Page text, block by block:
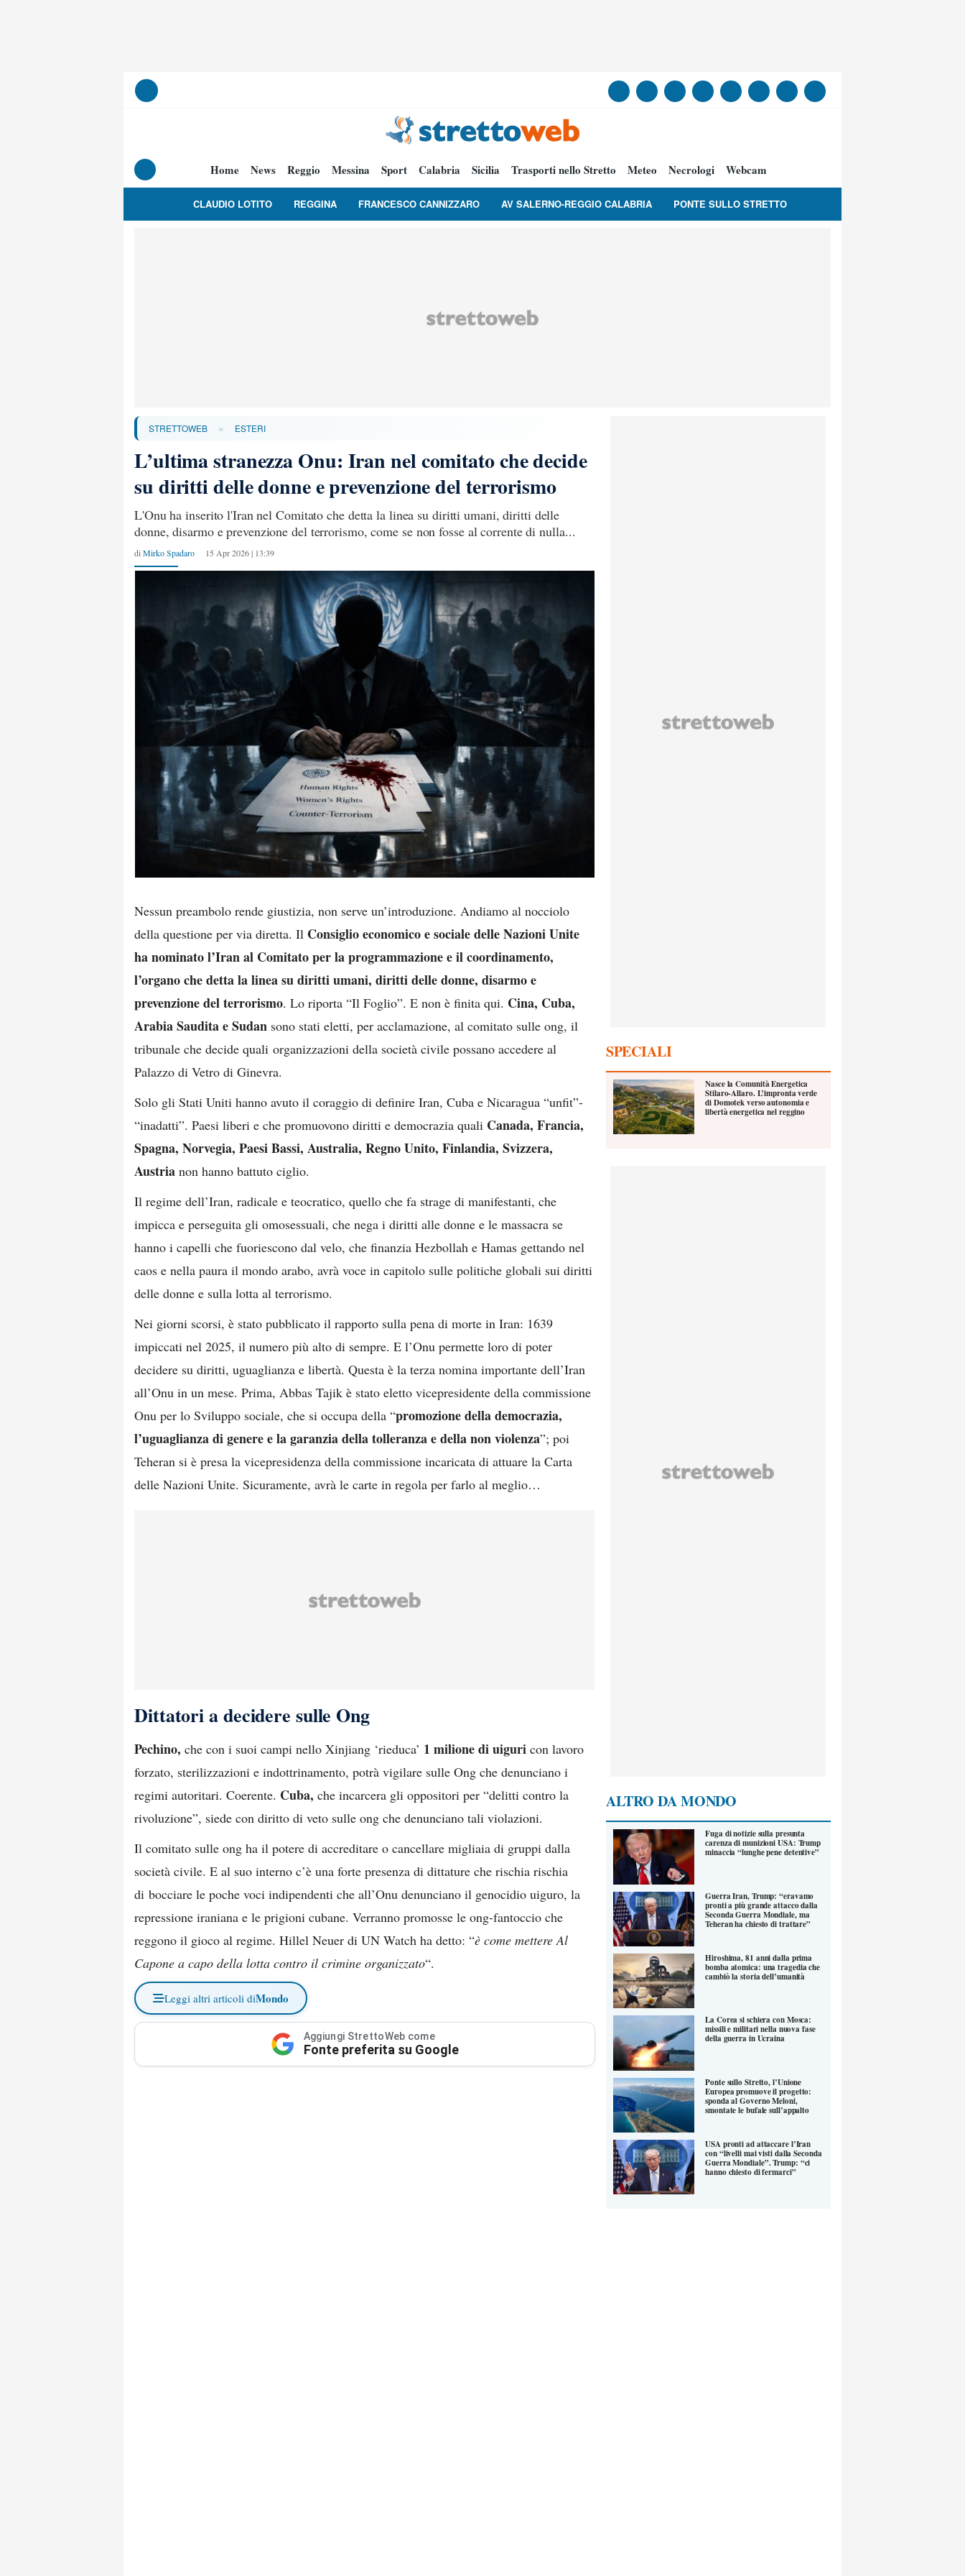
Home News Reggio Messina Sport Calabria Sicilia Trasporti nello Stretto Meteo Necrologi Webcam
CLAUDIO LOTITO REGGINA FRANCESCO CANNIZZARO AV SALERNO-REGGIO CALABRIA PONTE SULLO STRETTO
STRETTOWEB » ESTERI
L’ultima stranezza Onu: Iran nel comitato che decide
su diritti delle donne e prevenzione del terrorismo
L'Onu ha inserito l'Iran nel Comitato che detta la linea su diritti umani, diritti delle
donne, disarmo e prevenzione del terrorismo, come se non fosse al corrente di nulla...
di Mirko Spadaro 15 Apr 2026 | 13:39
Nessun preambolo rende giustizia, non serve un’introduzione. Andiamo al nocciolo
della questione per via diretta. Il Consiglio economico e sociale delle Nazioni Unite
ha nominato l’Iran al Comitato per la programmazione e il coordinamento,
l’organo che detta la linea su diritti umani, diritti delle donne, disarmo e
prevenzione del terrorismo. Lo riporta “Il Foglio”. E non è finita qui. Cina, Cuba,
Arabia Saudita e Sudan sono stati eletti, per acclamazione, al comitato sulle ong, il
tribunale che decide quali organizzazioni della società civile possano accedere al
Palazzo di Vetro di Ginevra.
Solo gli Stati Uniti hanno avuto il coraggio di definire Iran, Cuba e Nicaragua “unfit”-
“inadatti”. Paesi liberi e che promuovono diritti e democrazia quali Canada, Francia,
Spagna, Norvegia, Paesi Bassi, Australia, Regno Unito, Finlandia, Svizzera,
Austria non hanno battuto ciglio.
Il regime dell’Iran, radicale e teocratico, quello che fa strage di manifestanti, che
impicca e perseguita gli omosessuali, che nega i diritti alle donne e le massacra se
hanno i capelli che fuoriescono dal velo, che finanzia Hezbollah e Hamas gettando nel
caos e nella paura il mondo arabo, avrà voce in capitolo sulle politiche globali sui diritti
delle donne e sulla lotta al terrorismo.
Nei giorni scorsi, è stato pubblicato il rapporto sulla pena di morte in Iran: 1639
impiccati nel 2025, il numero più alto di sempre. E l’Onu permette loro di poter
decidere su diritti, uguaglianza e libertà. Questa è la terza nomina importante dell’Iran
all’Onu in un mese. Prima, Abbas Tajik è stato eletto vicepresidente della commissione
Onu per lo Sviluppo sociale, che si occupa della “promozione della democrazia,
l’uguaglianza di genere e la garanzia della tolleranza e della non violenza”; poi
Teheran si è presa la vicepresidenza della commissione incaricata di attuare la Carta
delle Nazioni Unite. Sicuramente, avrà le carte in regola per farlo al meglio…
Dittatori a decidere sulle Ong
Pechino, che con i suoi campi nello Xinjiang ‘rieduca’ 1 milione di uiguri con lavoro
forzato, sterilizzazioni e indottrinamento, potrà vigilare sulle Ong che denunciano i
regimi autoritari. Coerente. Cuba, che incarcera gli oppositori per “delitti contro la
rivoluzione”, siede con diritto di veto sulle ong che denunciano tali violazioni.
Il comitato sulle ong ha il potere di accreditare o cancellare migliaia di gruppi dalla
società civile. E al suo interno c’è una forte presenza di dittature che rischia rischia
di bocciare le poche voci indipendenti che all’Onu denunciano il genocidio uiguro, la
repressione iraniana e le prigioni cubane. Verranno promosse le ong-fantoccio che
reggono il gioco al regime. Hillel Neuer di UN Watch ha detto: “è come mettere Al
Capone a capo della lotta contro il crimine organizzato“.
Leggi altri articoli diMondo
Aggiungi StrettoWeb come
Fonte preferita su Google
SPECIALI
Nasce la Comunità Energetica
Stilaro-Allaro. L’impronta verde
di Domotek verso autonomia e
libertà energetica nel reggino
ALTRO DA MONDO
Fuga di notizie sulla presunta
carenza di munizioni USA: Trump
minaccia “lunghe pene detentive”
Guerra Iran, Trump: “eravamo
pronti a più grande attacco dalla
Seconda Guerra Mondiale, ma
Teheran ha chiesto di trattare”
Hiroshima, 81 anni dalla prima
bomba atomica: una tragedia che
cambiò la storia dell’umanità
La Corea si schiera con Mosca:
missili e militari nella nuova fase
della guerra in Ucraina
Ponte sullo Stretto, l’Unione
Europea promuove il progetto:
sponda al Governo Meloni,
smontate le bufale sull’appalto
USA pronti ad attaccare l’Iran
con “livelli mai visti dalla Seconda
Guerra Mondiale”. Trump: “ci
hanno chiesto di fermarci”